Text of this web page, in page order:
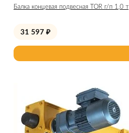
Балка концевая подвесная TOR г/п 1,0 т
31 597 ₽